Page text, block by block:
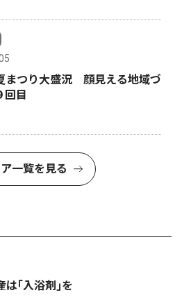
まつり大盛況 顔見える地域づ
回目
一覧を見る
は｢入浴剤｣を